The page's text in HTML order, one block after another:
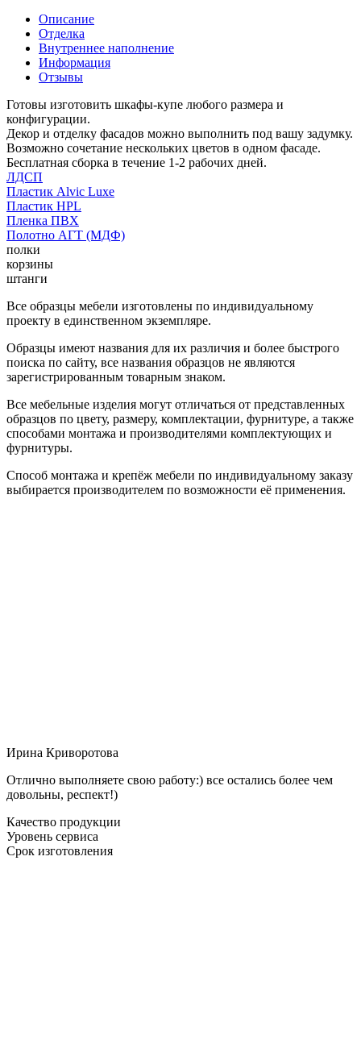
Описание
Отделка
Внутреннее наполнение
Информация
Отзывы
Готовы изготовить шкафы-купе любого размера и
конфигурации.
Декор и отделку фасадов можно выполнить под вашу задумку.
Возможно сочетание нескольких цветов в одном фасаде.
Бесплатная сборка в течение 1-2 рабочих дней.
ЛДСП
Пластик Alvic Luxe
Пластик HPL
Пленка ПВХ
Полотно АГТ (МДФ)
полки
корзины
штанги
Все образцы мебели изготовлены по индивидуальному
проекту в единственном экземпляре.
Образцы имеют названия для их различия и более быстрого
поиска по сайту, все названия образцов не являются
зарегистрированным товарным знаком.
Все мебельные изделия могут отличаться от представленных
образцов по цвету, размеру, комплектации, фурнитуре, а также
способами монтажа и производителями комплектующих и
фурнитуры.
Способ монтажа и крепёж мебели по индивидуальному заказу
выбирается производителем по возможности её применения.
Ирина Криворотова
Отлично выполняете свою работу:) все остались более чем
довольны, респект!)
Качество продукции
Уровень сервиса
Срок изготовления